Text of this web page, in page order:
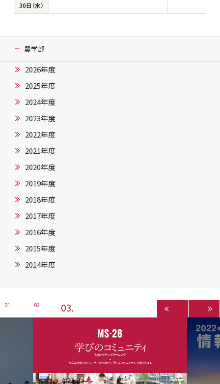
30日（水）
農学部
2026年度
2025年度
2024年度
2023年度
2022年度
2021年度
2020年度
2019年度
2018年度
2017年度
2016年度
2015年度
2014年度
1 2 3